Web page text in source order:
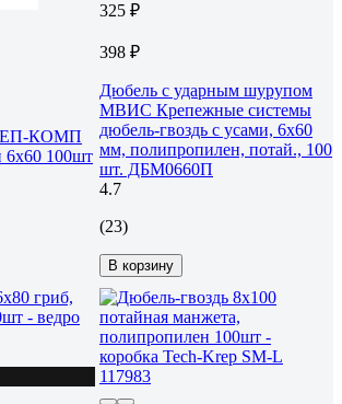
КОМП
6х60 100шт
325 ₽
398 ₽
Дюбель с ударным шурупом
МВИС Крепежные системы
дюбель-гвоздь с усами, 6x60
мм, полипропилен, потай., 100
шт. ДБМ0660П
4.7
(23)
В корзину